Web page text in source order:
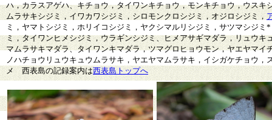
ハ，カラスアゲハ、キチョウ，タイワンキチョウ，モンキチョウ，ウスキ
ムラサキシジミ，イワカワシジミ，シロモンクロシジミ，オジロシジミ，
ミ，ヤマトシジミ，ホリイコシジミ，ヤクシマルリシジミ，サツマシジ
ミ，タイワンヒメシジミ，ウラギンシジミ、ヒメアサギマダラ，リュウ
マムラサキマダラ、タイワンキマダラ，ツマグロヒョウモン，ヤエヤマイ
ノハチョウリュウキュウムラサキ，ヤエヤマムラサキ，イシガケチョウ
メ 西表島の記録案内は西表島トップへ